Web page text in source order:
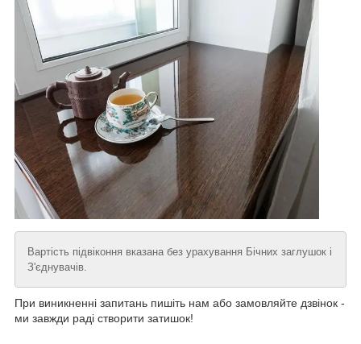
Вартість підвіконня вказана без урахування Бічних заглушок і
З'єднувачів.
При виникненні запитань пишіть нам або замовляйте дзвінок -
ми завжди раді створити затишок!